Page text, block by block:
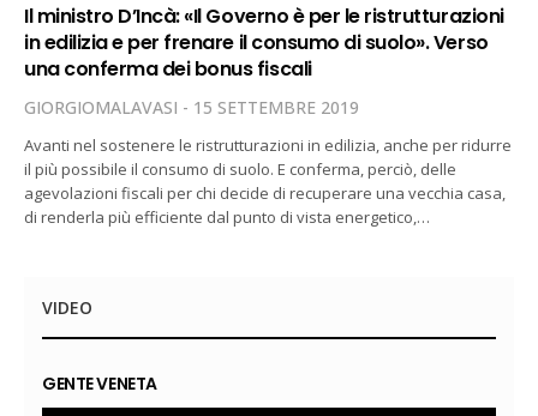
Il ministro D’Incà: «Il Governo è per le ristrutturazioni
in edilizia e per frenare il consumo di suolo». Verso
una conferma dei bonus fiscali
GIORGIOMALAVASI 15 SETTEMBRE 2019
Avanti nel sostenere le ristrutturazioni in edilizia, anche per ridurre
il più possibile il consumo di suolo. E conferma, perciò, delle
agevolazioni fiscali per chi decide di recuperare una vecchia casa,
di renderla più efficiente dal punto di vista energetico,…
VIDEO
GENTE VENETA